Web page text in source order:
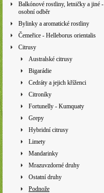
Balkónové rostliny, letničky a jiné -
osobní odběr
Bylinky a aromatické rostliny
Čemeřice - Helleborus orientalis
Citrusy
Australské citrusy
Bigarádie
Cedráty a jejich kříženci
Citroníky
Fortunelly - Kumquaty
Grepy
Hybridní citrusy
Limety
Mandarinky
Mrazuvzdorné druhy
Ostatní druhy
Podnože